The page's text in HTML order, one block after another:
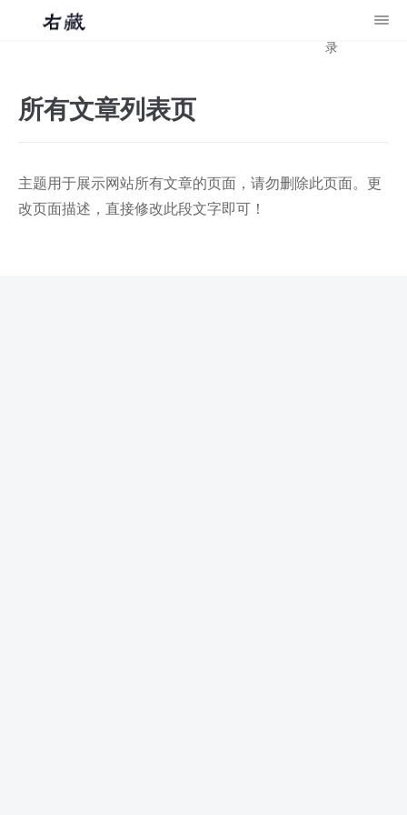
录
所有文章列表页
主题用于展示网站所有文章的页面，请勿删除此页面。更
改页面描述，直接修改此段文字即可！